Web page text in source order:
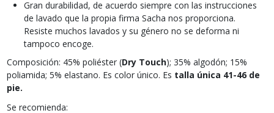
Gran durabilidad, de acuerdo siempre con las instrucciones
de lavado que la propia firma Sacha nos proporciona.
Resiste muchos lavados y su género no se deforma ni
tampoco encoge.
Composición: 45% poliéster (Dry Touch); 35% algodón; 15%
poliamida; 5% elastano. Es color único. Es talla única 41-46 de
pie.
Se recomienda: